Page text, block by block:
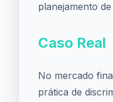
planejamento
Caso Real
No mercado
prática de